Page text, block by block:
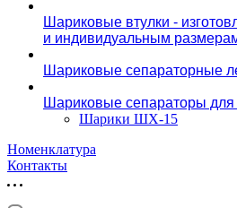
Шариковые втулки -
и индивидуальным
Шариковые сепараторные
Шариковые сепараторы
Шарики ШХ-15
Номенклатура
Контакты